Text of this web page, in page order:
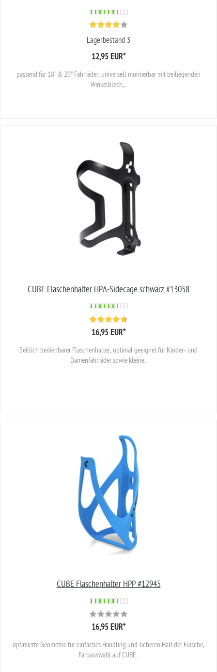
Lagerbestand 3
12,95 EUR*
passend für 18" & 20" Fahrräder, universell montierbar mit beiliegenden
Winkelblech,...
CUBE Flaschenhalter HPA-Sidecage schwarz #13058
16,95 EUR*
Seitlich bedienbarer Flaschenhalter, optimal geeignet für Kinder- und
Damenfahrräder sowie kleine...
CUBE Flaschenhalter HPP #12945
16,95 EUR*
optimierte Geometrie für einfaches Handling und sicheren Halt der Flasche,
Farbauswahl auf CUBE...